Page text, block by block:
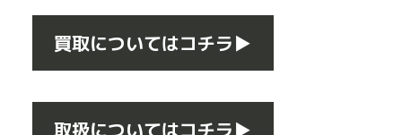
買取についてはコチラ▶
取扱についてはコチラ▶